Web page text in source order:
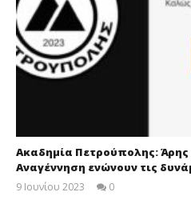
Ακαδημία Πετρούπολης: Άρης
Αναγέννηση ενώνουν τις
9 Ιουνίου 2023
0